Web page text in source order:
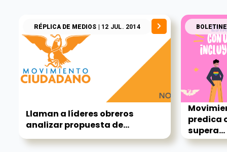
RÉPLICA DE MEDIOS | 12 JUL. 2014
Llaman a líderes obreros
analizar propuesta de...
predica
supera...